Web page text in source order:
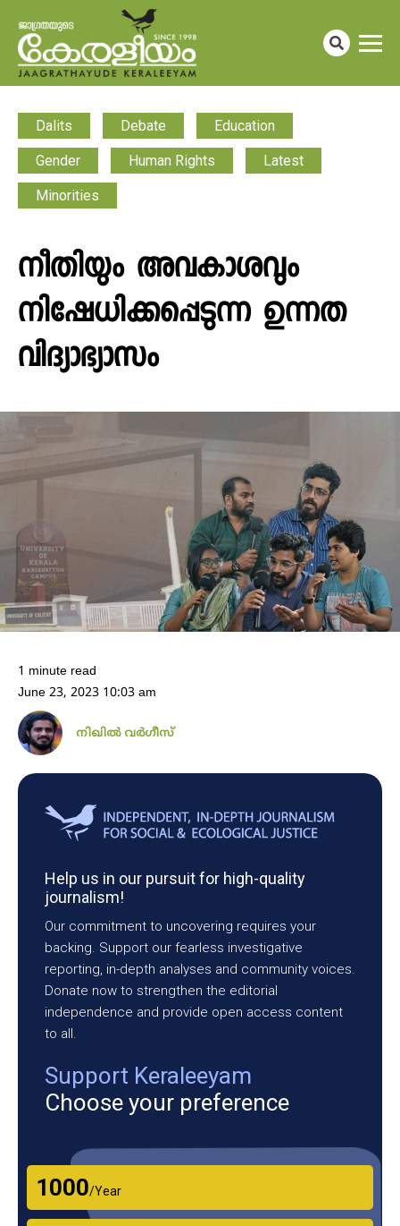
Dalits Debate Education
Gender Human Rights Latest
Minorities
നീതിയും അവകാശവും
നിഷേധിക്കപ്പെടുന്ന ഉന്നത
വിദ്യാഭ്യാസം
1 minute read
June 23, 2023 10:03 am
നിഖില്‍ വര്‍ഗീസ്‌
Help us in our pursuit for high-quality
journalism!
Our commitment to uncovering requires your
backing. Support our fearless investigative
reporting, in-depth analyses and community voices.
Donate now to strengthen the editorial
independence and provide open access content
to all.
Support Keraleeyam
Choose your preference
₹1000/Year